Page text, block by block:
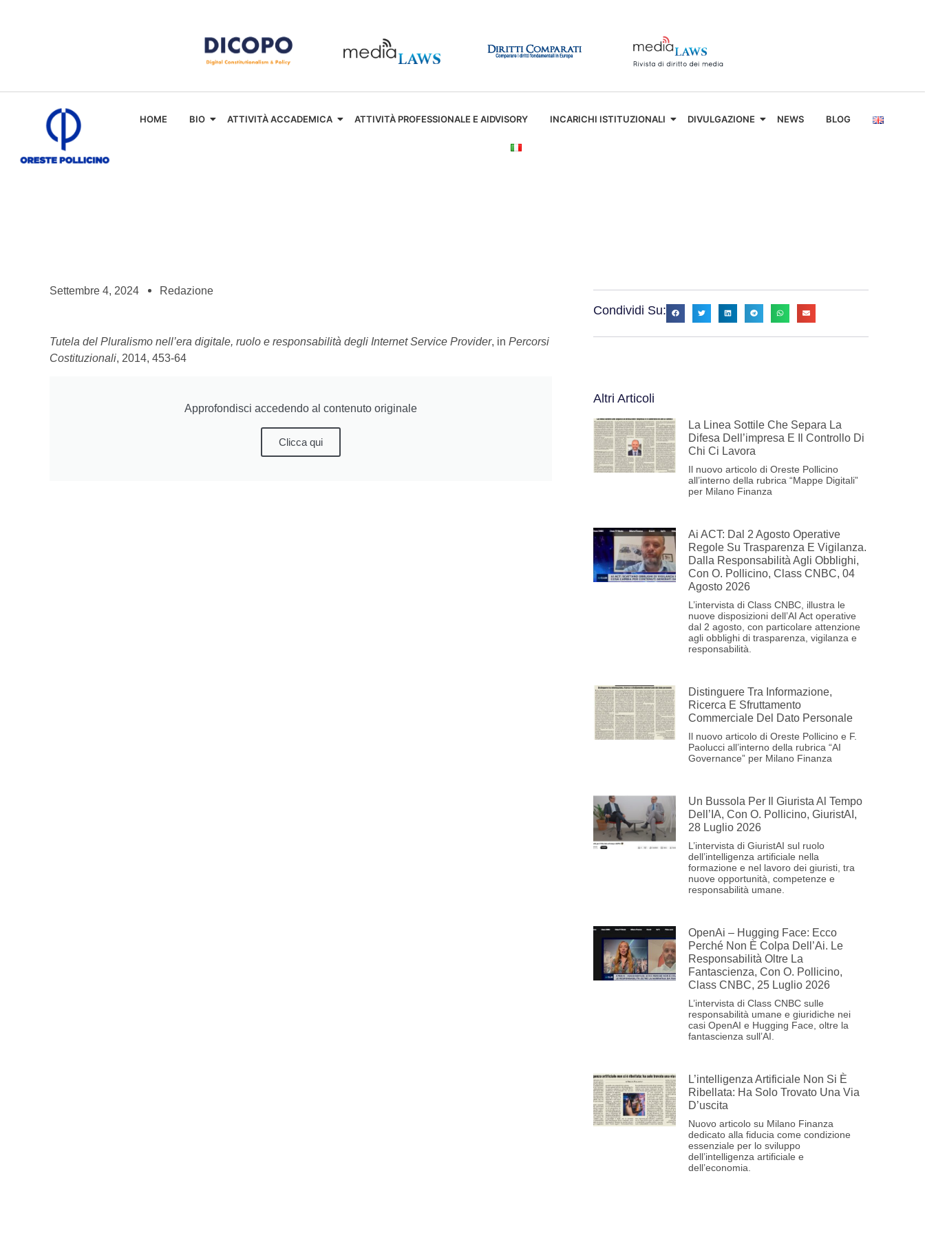
HOME BIO ATTIVITÀ ACCADEMICA ATTIVITÀ PROFESSIONALE E AIDVISORY INCARICHI ISTITUZIONALI DIVULGAZIONE NEWS BLOG
Settembre 4, 2024 Redazione
Tutela del Pluralismo nell’era digitale, ruolo e responsabilità degli Internet Service Provider, in Percorsi
Costituzionali, 2014, 453-64
Approfondisci accedendo al contenuto originale
Clicca qui
Condividi Su:
Altri Articoli
La Linea Sottile Che Separa La
Difesa Dell’impresa E Il Controllo Di
Chi Ci Lavora
Il nuovo articolo di Oreste Pollicino
all’interno della rubrica “Mappe Digitali”
per Milano Finanza
Ai ACT: Dal 2 Agosto Operative
Regole Su Trasparenza E Vigilanza.
Dalla Responsabilità Agli Obblighi,
Con O. Pollicino, Class CNBC, 04
Agosto 2026
L’intervista di Class CNBC, illustra le
nuove disposizioni dell’AI Act operative
dal 2 agosto, con particolare attenzione
agli obblighi di trasparenza, vigilanza e
responsabilità.
Distinguere Tra Informazione,
Ricerca E Sfruttamento
Commerciale Del Dato Personale
Il nuovo articolo di Oreste Pollicino e F.
Paolucci all’interno della rubrica “AI
Governance” per Milano Finanza
Un Bussola Per Il Giurista Al Tempo
Dell’IA, Con O. Pollicino, GiuristAI,
28 Luglio 2026
L’intervista di GiuristAI sul ruolo
dell’intelligenza artificiale nella
formazione e nel lavoro dei giuristi, tra
nuove opportunità, competenze e
responsabilità umane.
OpenAi – Hugging Face: Ecco
Perché Non È Colpa Dell’Ai. Le
Responsabilità Oltre La
Fantascienza, Con O. Pollicino,
Class CNBC, 25 Luglio 2026
L’intervista di Class CNBC sulle
responsabilità umane e giuridiche nei
casi OpenAI e Hugging Face, oltre la
fantascienza sull’AI.
L’intelligenza Artificiale Non Si È
Ribellata: Ha Solo Trovato Una Via
D’uscita
Nuovo articolo su Milano Finanza
dedicato alla fiducia come condizione
essenziale per lo sviluppo
dell’intelligenza artificiale e
dell’economia.